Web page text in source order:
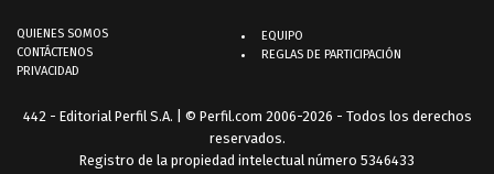
QUIENES SOMOS
CONTÁCTENOS
PRIVACIDAD
EQUIPO
REGLAS DE PARTICIPACIÓN
442 - Editorial Perfil S.A. | © Perfil.com 2006-2026 - Todos los derechos
reservados.
Registro de la propiedad intelectual número 5346433